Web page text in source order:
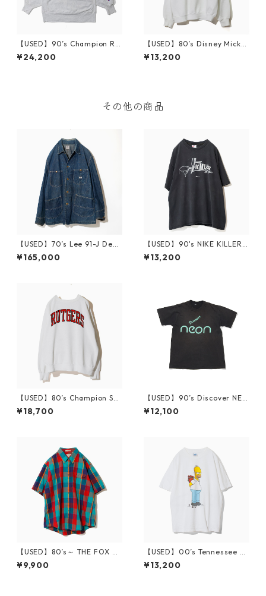
【USED】90’s Champion Re
verse Weave "GRAND LEDG
E”
¥24,200
【USED】80’s Disney Micke
y Mouse Sweat XL
¥13,200
その他の商品
【USED】70’s Lee 91-J Deni
m Chore Jacket 40
¥165,000
【USED】90's NIKE KILLER S
PLASH T-Shirt XL
¥13,200
【USED】80’s Champion Sw
eatshirt RUTGERS XXL
¥18,700
【USED】90’s Discover NEO
N T-Shirt Black
¥12,100
【USED】80’s～ THE FOX C
OLLECTION S/S BD Shirt XL
¥9,900
【USED】00’s Tennessee Ri
ver The Simpsons T-Shirt XL
¥13,200